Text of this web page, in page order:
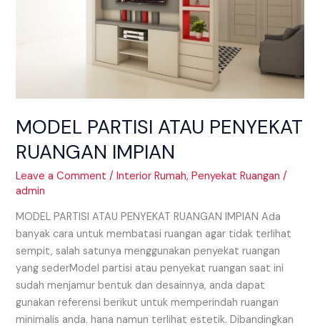
MODEL PARTISI ATAU PENYEKAT
RUANGAN IMPIAN
Leave a Comment /Interior Rumah,Penyekat Ruangan /
admin
MODEL PARTISI ATAU PENYEKAT RUANGAN IMPIAN Ada
banyak cara untuk membatasi ruangan agar tidak terlihat
sempit, salah satunya menggunakan penyekat ruangan
yang sederModel partisi atau penyekat ruangan saat ini
sudah menjamur bentuk dan desainnya, anda dapat
gunakan referensi berikut untuk memperindah ruangan
minimalis anda. hana namun terlihat estetik. Dibandingkan